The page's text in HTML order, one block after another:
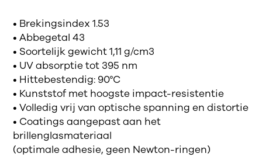
• Brekingsindex 1.53
• Abbegetal 43
• Soortelijk gewicht 1,11 g/cm3
• UV absorptie tot 395 nm
• Hittebestendig: 90°C
• Kunststof met hoogste impact-resistentie
• Volledig vrij van optische spanning en distortie
• Coatings aangepast aan het
brillenglasmateriaal
(optimale adhesie, geen Newton-ringen)